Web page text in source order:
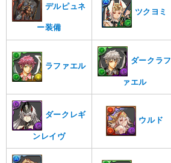
デルピュネ
ー装備
ツクヨミ
ラファエル
ダークラフ
ァエル
ダークレギ
ンレイヴ
ウルド